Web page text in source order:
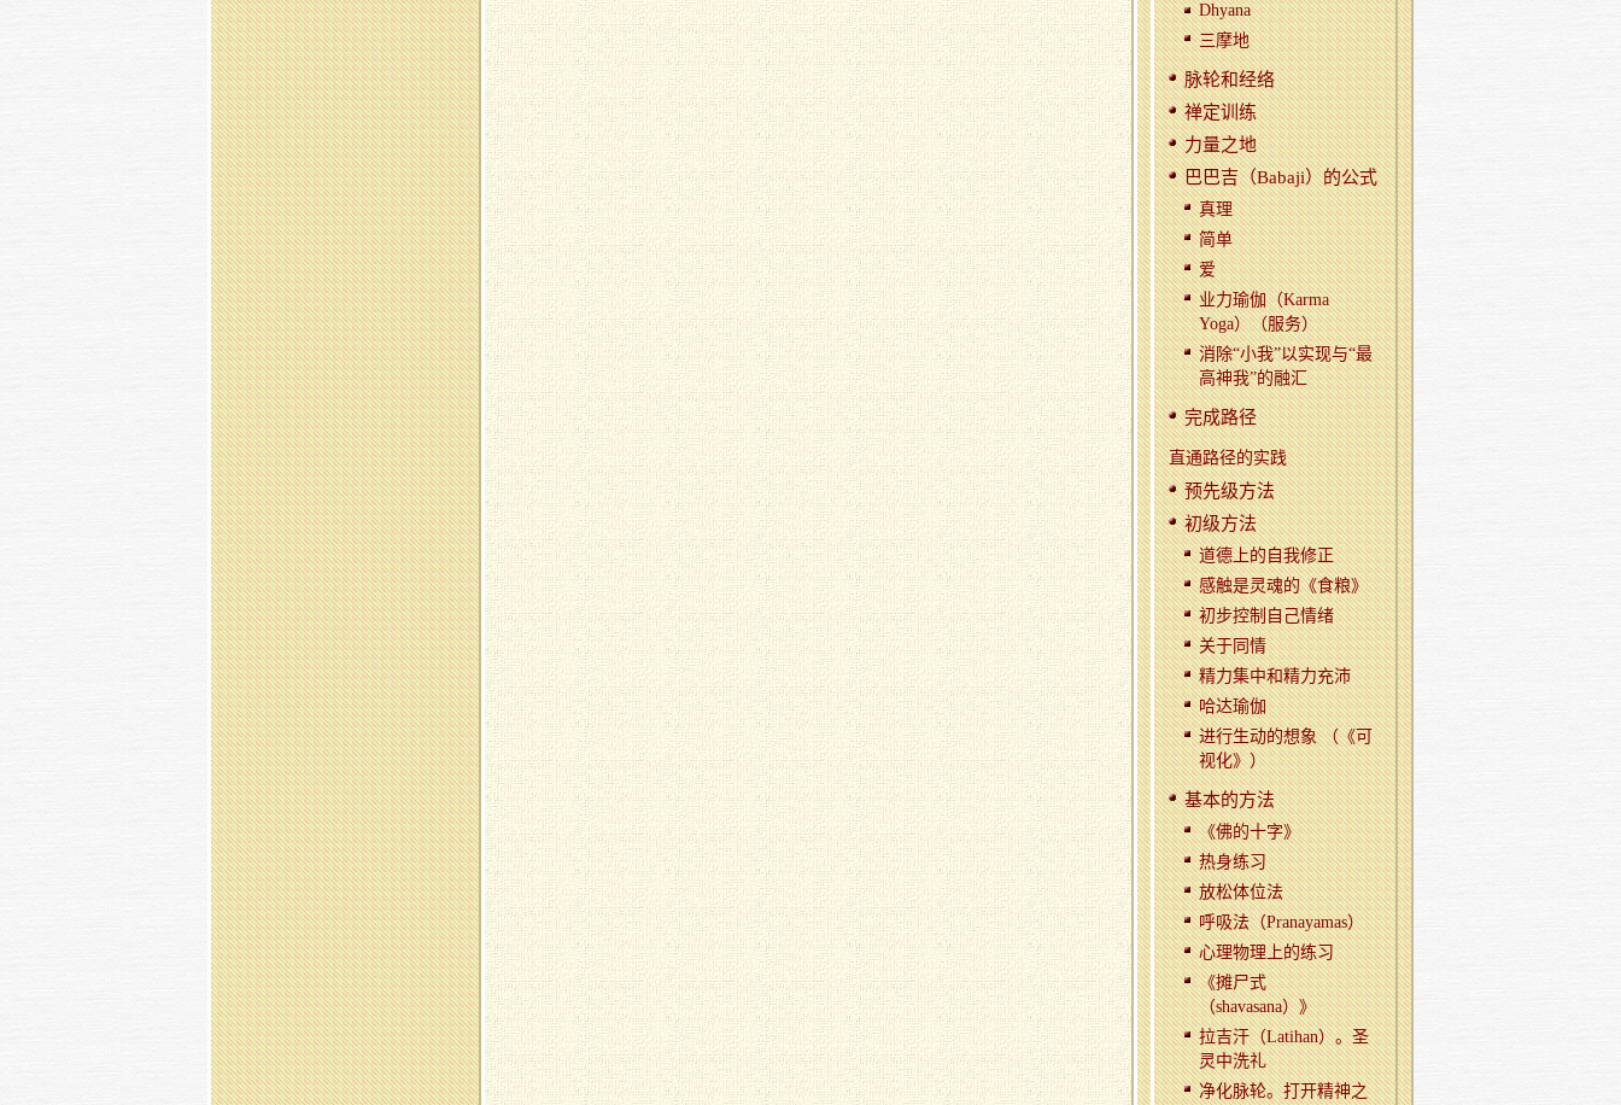
Dhyana
三摩地
脉轮和经络
禅定训练
力量之地
巴巴吉（Babaji）的公式
真理
简单
爱
业力瑜伽（Karma
Yoga）（服务）
消除“小我”以实现与“最
高神我”的融汇
完成路径
直通路径的实践
预先级方法
初级方法
道德上的自我修正
感触是灵魂的《食粮》
初步控制自己情绪
关于同情
精力集中和精力充沛
哈达瑜伽
进行生动的想象 （《可
视化》）
基本的方法
《佛的十字》
热身练习
放松体位法
呼吸法（Pranayamas）
心理物理上的练习
《摊尸式
（shavasana）》
拉吉汗（Latihan）。圣
灵中洗礼
净化脉轮。打开精神之